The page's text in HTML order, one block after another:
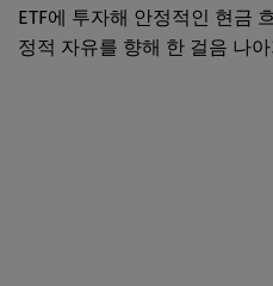
ETF에 투자해 안정적인 현금
정적 자유를 향해 한 걸음 나